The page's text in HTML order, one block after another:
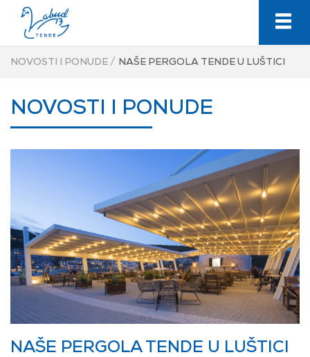
NOVOSTI I PONUDE / NAŠE PERGOLA TENDE U LUŠTICI
NOVOSTI I PONUDE
NAŠE PERGOLA TENDE U LUŠTICI